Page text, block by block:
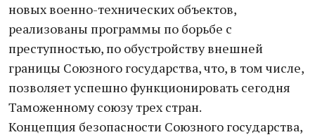
новых военно-технических объектов,
реализованы программы по борьбе с
преступностью, по обустройству внешней
границы Союзного государства, что, в том числе,
позволяет успешно функционировать сегодня
Таможенному союзу трех стран.
Концепция безопасности Союзного государства,